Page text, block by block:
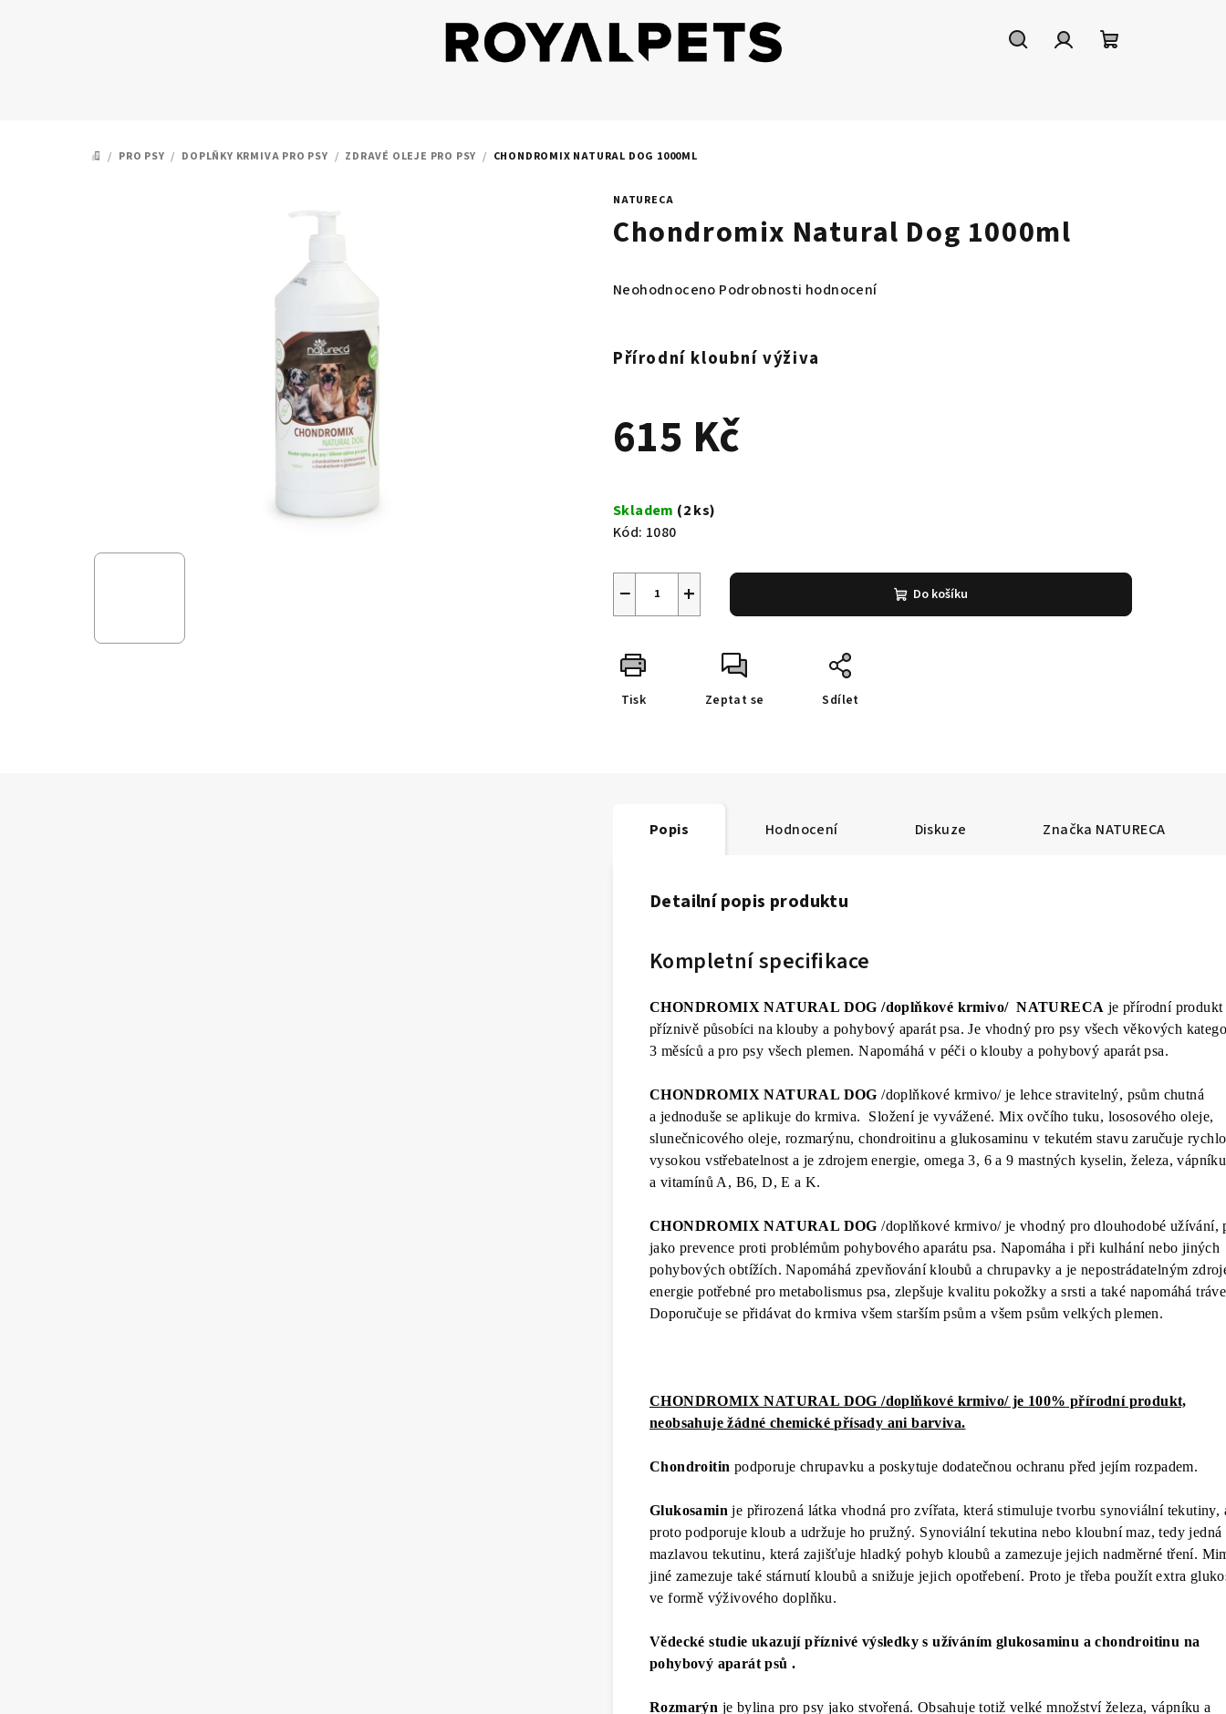
DOMŮ
/ PRO PSY / DOPLŇKY KRMIVA PRO PSY / ZDRAVÉ OLEJE PRO PSY / CHONDROMIX NATURAL DOG 1000ML
NATURECA
Chondromix Natural Dog 1000ml
Průměrné
je
5
hvězdiček.
Neohodnoceno Podrobnosti hodnocení
Přírodní kloubní výživa
615 Kč
cena:
Skladem (2 ks)
Kód: 1080
+
− Do košíku
Tisk Zeptat se Sdílet
Popis Hodnocení Diskuze Značka NATURECA
Detailní popis produktu
Kompletní specifikace
CHONDROMIX NATURAL DOG /doplňkové krmivo/ NATURECA je přírodní produkt
příznivě působíci na klouby a pohybový aparát psa. Je vhodný pro psy všech věkových
3 měsíců a pro psy všech plemen. Napomáhá v péči o klouby a pohybový aparát psa.
CHONDROMIX NATURAL DOG /doplňkové krmivo/ je lehce stravitelný, psům chutná
a jednoduše se aplikuje do krmiva. Složení je vyvážené. Mix ovčího tuku, lososového oleje,
slunečnicového oleje, rozmarýnu, chondroitinu a glukosaminu v tekutém stavu zaručuje
vysokou vstřebatelnost a je zdrojem energie, omega 3, 6 a 9 mastných kyselin, železa, vápníku
a vitamínů A, B6, D, E a K.
CHONDROMIX NATURAL DOG /doplňkové krmivo/ je vhodný pro dlouhodobé užívání,
jako prevence proti problémům pohybového aparátu psa. Napomáha i při kulhání nebo jiných
pohybových obtížích. Napomáhá zpevňování kloubů a chrupavky a je nepostrádatelným
energie potřebné pro metabolismus psa, zlepšuje kvalitu pokožky a srsti a také napomáhá
Doporučuje se přidávat do krmiva všem starším psům a všem psům velkých plemen.
CHONDROMIX NATURAL DOG /doplňkové krmivo/ je 100% přírodní produkt,
neobsahuje žádné chemické přísady ani barviva.
Chondroitin podporuje chrupavku a poskytuje dodatečnou ochranu před jejím rozpadem.
Glukosaminje přirozená látka vhodná pro zvířata, která stimuluje tvorbu synoviální tekutiny,
proto podporuje kloub a udržuje ho pružný. Synoviální tekutina nebo kloubní maz, tedy jedná
mazlavou tekutinu, která zajišťuje hladký pohyb kloubů a zamezuje jejich nadměrné tření.
jiné zamezuje také stárnutí kloubů a snižuje jejich opotřebení. Proto je třeba použít extra
ve formě výživového doplňku.
Vědecké studie ukazují příznivé výsledky s užíváním glukosaminu a chondroitinu na
pohybový aparát psů .
Rozmarýn je bylina pro psy jako stvořená. Obsahuje totiž velké množství železa, vápníku a